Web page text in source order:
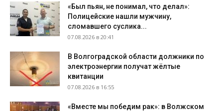
«Был пьян, не понимал, что делал»:
Полицейские нашли мужчину,
сломавшего суслика...
07.08.2026 в 20:41
В Волгоградской области должники по
электроэнергии получат жёлтые
квитанции
07.08.2026 в 16:55
«Вместе мы победим рак»: в Волжском